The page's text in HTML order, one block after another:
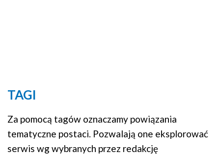
TAGI
Za pomocą tagów oznaczamy powiązania
tematyczne postaci. Pozwalają one eksplorować
serwis wg wybranych przez redakcję